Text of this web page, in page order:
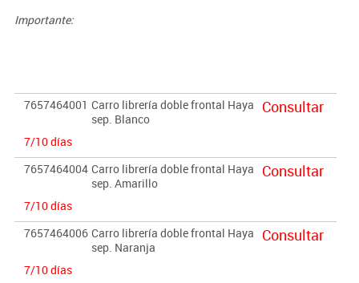
Importante:
7657464001 Carro librería doble frontal Haya
sep. Blanco
7/10 días
Consultar
7657464004 Carro librería doble frontal Haya
sep. Amarillo
7/10 días
Consultar
7657464006 Carro librería doble frontal Haya
sep. Naranja
7/10 días
Consultar